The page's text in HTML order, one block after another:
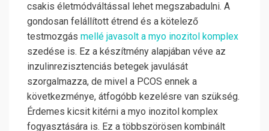
csakis életmódváltással lehet megszabadulni. A
gondosan felállított étrend és a kötelező
testmozgás mellé javasolt a myo inozitol komplex
szedése is. Ez a készítmény alapjában véve az
inzulinrezisztenciás betegek javulását
szorgalmazza, de mivel a PCOS ennek a
következménye, átfogóbb kezelésre van szükség.
Érdemes kicsit kitérni a myo inozitol komplex
fogyasztására is. Ez a többszörösen kombinált